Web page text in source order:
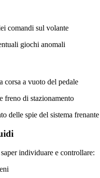
comandi sul volante
giochi anomali
corsa a vuoto del pedale
freno di stazionamento
delle spie del sistema frenante
individuare e controllare: